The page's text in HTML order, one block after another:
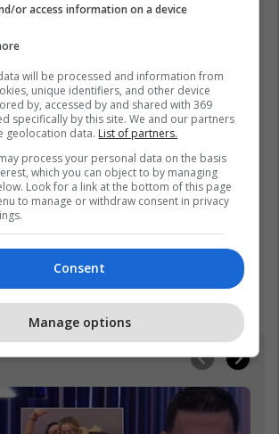
or access information on a device
will be processed and information from
unique identifiers, and other device
by, accessed by and shared with 369
specifically by this site. We and our partners
geolocation data. List of partners.
process your personal data on the basis
which you can object to by managing
Look for a link at the bottom of this page
to manage or withdraw consent in privacy
Consent
Manage options